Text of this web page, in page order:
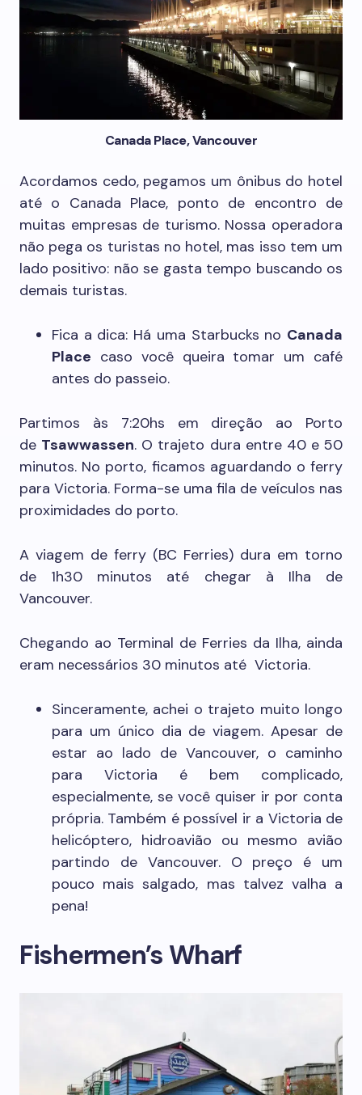
Canada Place, Vancouver
Acordamos cedo, pegamos um ônibus do hotel
até o Canada Place, ponto de encontro de
muitas empresas de turismo. Nossa operadora
não pega os turistas no hotel, mas isso tem um
lado positivo: não se gasta tempo buscando os
demais turistas.
Fica a dica: Há uma Starbucks no Canada
Place caso você queira tomar um café
antes do passeio.
Partimos às 7:20hs em direção ao Porto
de Tsawwassen. O trajeto dura entre 40 e 50
minutos. No porto, ficamos aguardando o ferry
para Victoria. Forma-se uma fila de veículos nas
proximidades do porto.
A viagem de ferry (BC Ferries) dura em torno
de 1h30 minutos até chegar à Ilha de
Vancouver.
Chegando ao Terminal de Ferries da Ilha, ainda
eram necessários 30 minutos até Victoria.
Sinceramente, achei o trajeto muito longo
para um único dia de viagem. Apesar de
estar ao lado de Vancouver, o caminho
para Victoria é bem complicado,
especialmente, se você quiser ir por conta
própria. Também é possível ir a Victoria de
helicóptero, hidroavião ou mesmo avião
partindo de Vancouver. O preço é um
pouco mais salgado, mas talvez valha a
pena!
Fishermen’s Wharf